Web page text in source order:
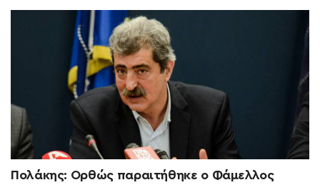
Πολάκης: Ορθώς παραιτήθηκε ο Φάμελλος